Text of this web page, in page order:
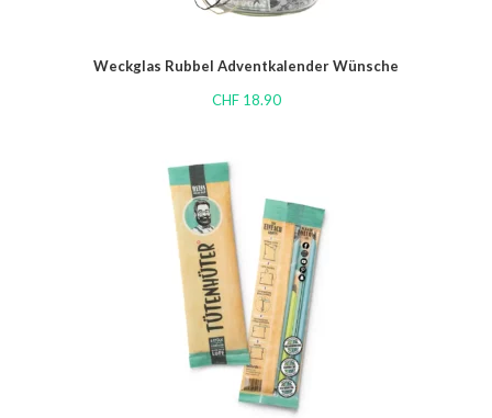
Weckglas Rubbel Adventkalender Wünsche
CHF18.90